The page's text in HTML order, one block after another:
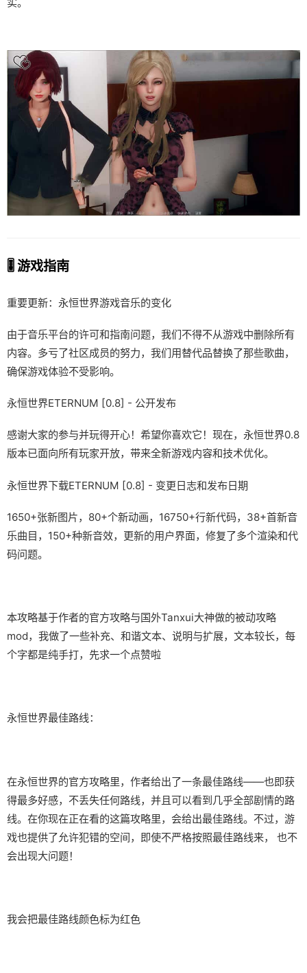
🎚️ 游戏指南
重要更新：永恒世界游戏音乐的变化
由于音乐平台的许可和指南问题，我们不得不从游戏中删除所有
内容。多亏了社区成员的努力，我们用替代品替换了那些歌曲，
确保游戏体验不受影响。
永恒世界ETERNUM [0.8] - 公开发布
感谢大家的参与并玩得开心！希望你喜欢它！现在，永恒世界0.8
版本已面向所有玩家开放，带来全新游戏内容和技术优化。
永恒世界下载ETERNUM [0.8] - 变更日志和发布日期
1650+张新图片，80+个新动画，16750+行新代码，38+首新音
乐曲目，150+种新音效，更新的用户界面，修复了多个渲染和代
码问题。
本攻略基于作者的官方攻略与国外Tanxui大神做的被动攻略
mod，我做了一些补充、和谐文本、说明与扩展，文本较长，每
个字都是纯手打，先求一个点赞啦
永恒世界最佳路线：
在永恒世界的官方攻略里，作者给出了一条最佳路线——也即获
得最多好感，不丢失任何路线，并且可以看到几乎全部剧情的路
线。在你现在正在看的这篇攻略里，会给出最佳路线。不过，游
戏也提供了允许犯错的空间，即使不严格按照最佳路线来， 也不
会出现大问题！
我会把最佳路线颜色标为红色